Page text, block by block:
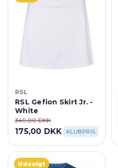
RSL
RSL Gefion Skirt Jr. -
White
349,00 DKK
175,00 DKK KLUBPRIS
Udsolgt